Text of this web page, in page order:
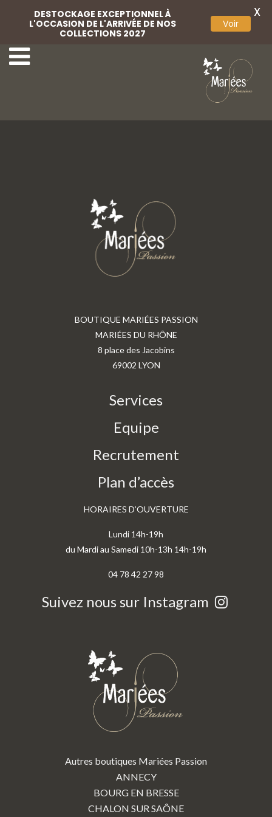
Marini 01 Marini 03
BOUTIQUE MARIÉES PASSION
MARIÉES DU RHÔNE
8 place des Jacobins
69002 LYON
Services
Equipe
Recrutement
Plan d’accès
HORAIRES D’OUVERTURE
Lundi 14h-19h
du Mardi au Samedi 10h-13h 14h-19h
04 78 42 27 98
Suivez nous sur Instagram
Autres boutiques Mariées Passion
ANNECY
BOURG EN BRESSE
CHALON SUR SAÔNE
DESTOCKAGE EXCEPTIONNEL À
L'OCCASION DE L'ARRIVÉE DE NOS
COLLECTIONS 2027
Voir
X